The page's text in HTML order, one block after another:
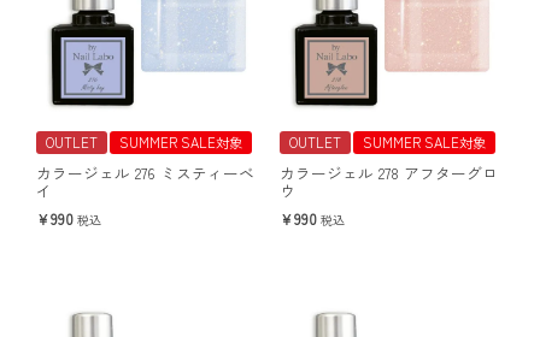
OUTLET SUMMER SALE対象
カラージェル 276 ミスティーベ
イ
990 税込
OUTLET SUMMER SALE対象
カラージェル 278 アフターグロ
ウ
990 税込